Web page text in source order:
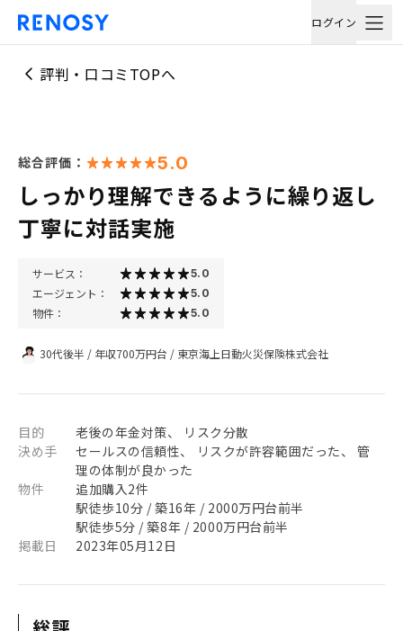
ログイン
評判・口コミTOPへ
総合評価： 5.0
しっかり理解できるように繰り返し
丁寧に対話実施
サービス： 5.0
エージェント： 5.0
物件： 5.0
30代後半 / 年収700万円台 / 東京海上日動火災保険株式会社
目的
老後の年金対策、 リスク分散
決め手
セールスの信頼性、 リスクが許容範囲だった、 管
理の体制が良かった
物件
追加購入2件
駅徒歩10分 / 築16年 / 2000万円台前半
駅徒歩5分 / 築8年 / 2000万円台前半
掲載日
2023年05月12日